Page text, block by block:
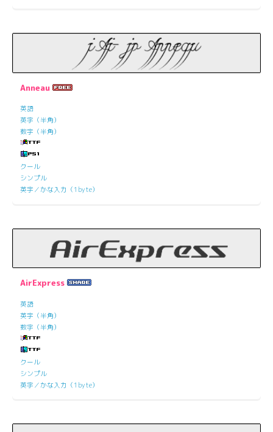
Anneau
英語
英字（半角）
数字（半角）
クール
シンプル
英字／かな入力（1byte）
AirExpress
英語
英字（半角）
数字（半角）
クール
シンプル
英字／かな入力（1byte）